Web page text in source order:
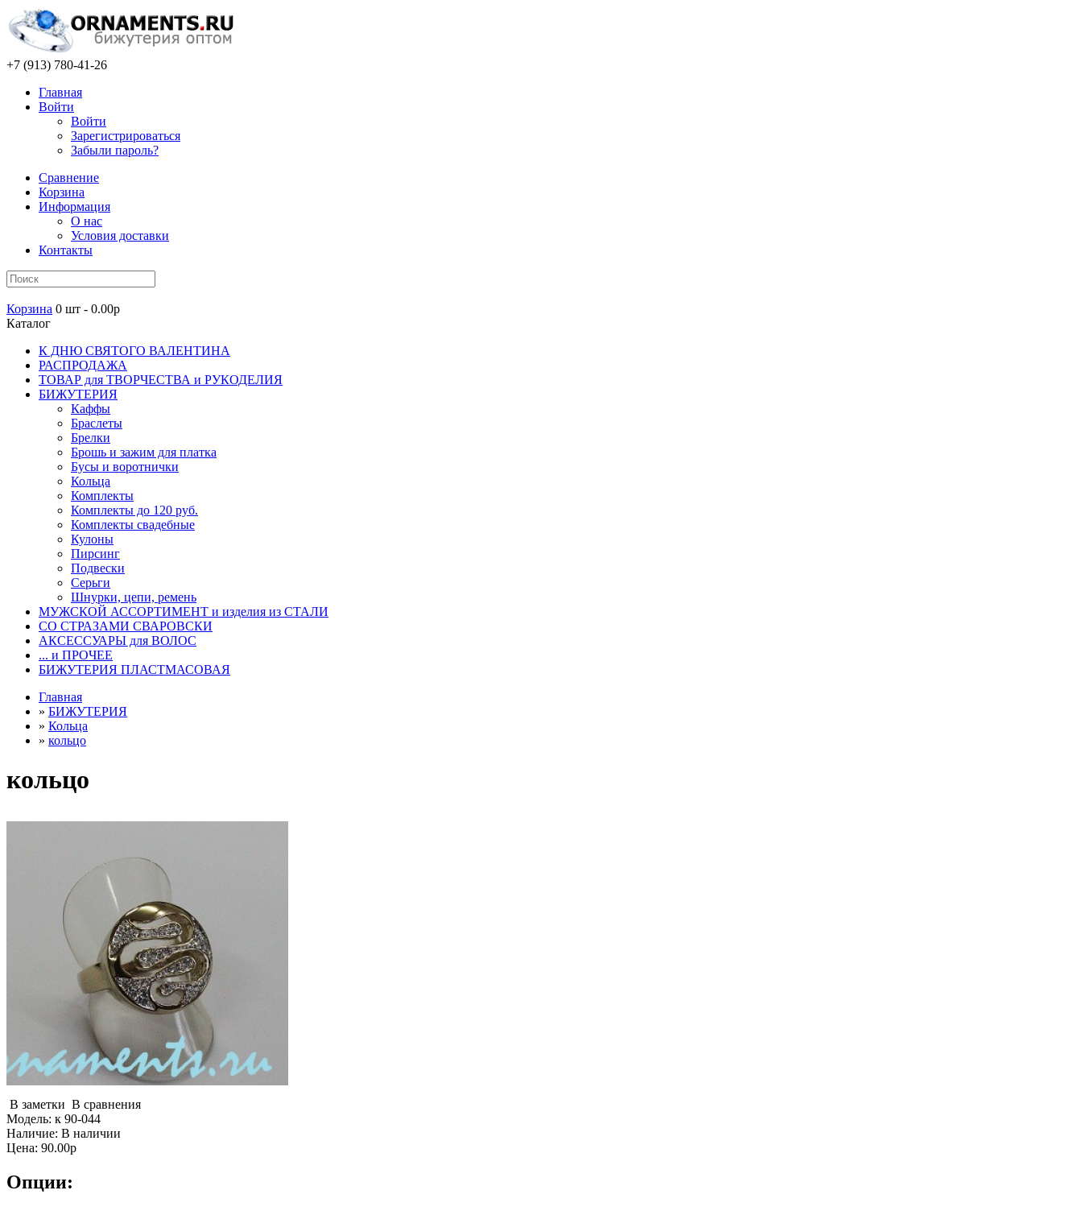
+7 (913) 780-41-26
Главная
Войти
Войти
Зарегистрироваться
Забыли пароль?
Сравнение
Корзина
Информация
О нас
Условия доставки
Контакты
Корзина 0 шт - 0.00р
Каталог
К ДНЮ СВЯТОГО ВАЛЕНТИНА
РАСПРОДАЖА
ТОВАР для ТВОРЧЕСТВА и РУКОДЕЛИЯ
БИЖУТЕРИЯ
Каффы
Браслеты
Брелки
Брошь и зажим для платка
Бусы и воротнички
Кольца
Комплекты
Комплекты до 120 руб.
Комплекты свадебные
Кулоны
Пирсинг
Подвески
Серьги
Шнурки, цепи, ремень
МУЖСКОЙ АССОРТИМЕНТ и изделия из СТАЛИ
СО СТРАЗАМИ СВАРОВСКИ
АКСЕССУАРЫ для ВОЛОС
... и ПРОЧЕЕ
БИЖУТЕРИЯ ПЛАСТМАСОВАЯ
Главная
» БИЖУТЕРИЯ
» Кольца
» кольцо
кольцо
В заметки В сравнения
Модель: к 90-044
Наличие: В наличии
Цена: 90.00р
Опции: